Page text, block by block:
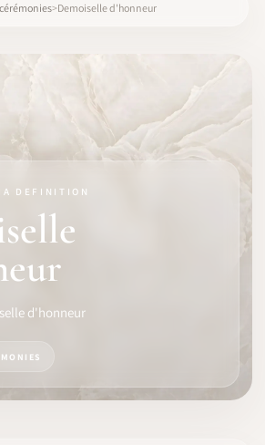
Demoiselle d'honneur
DEFINITION
d'honneur